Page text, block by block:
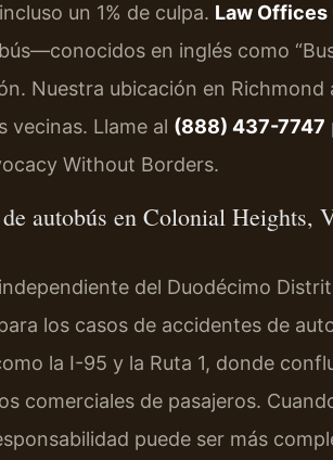
un 1% de culpa. Law Offices
en inglés como
Nuestra ubicación en Richmond
vecinas. Llame al (888) 437-7747
Without Borders.
autobús en Colonial Heights,
del Duodécimo
los casos de accidentes de
la I-95 y la Ruta 1, donde
comerciales de pasajeros.
puede ser más